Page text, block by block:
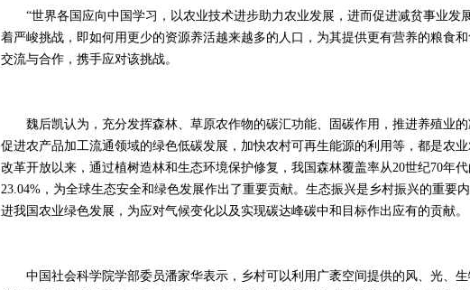
“世界各国应向中国学习，以农业技术进步助力农业发展，进而促进减贫事业发
着严峻挑战，即如何用更少的资源养活越来越多的人口，为其提供更有营养的粮食
交流与合作，携手应对该挑战。
魏后凯认为，充分发挥森林、草原农作物的碳汇功能、固碳作用，推进养殖业的
促进农产品加工流通领域的绿色低碳发展，加快农村可再生能源的利用等，都是农业
改革开放以来，通过植树造林和生态环境保护修复，我国森林覆盖率从20世纪70年代
23.04%，为全球生态安全和绿色发展作出了重要贡献。生态振兴是乡村振兴的重要
进我国农业绿色发展，为应对气候变化以及实现碳达峰碳中和目标作出应有的贡献。
中国社会科学院学部委员潘家华表示，乡村可以利用广袤空间提供的风、光、生